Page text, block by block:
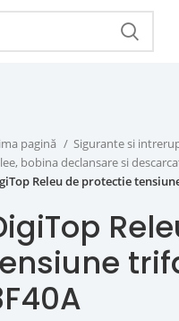
pagină
Sigurante si
bobina declansare si
Releu de protectie